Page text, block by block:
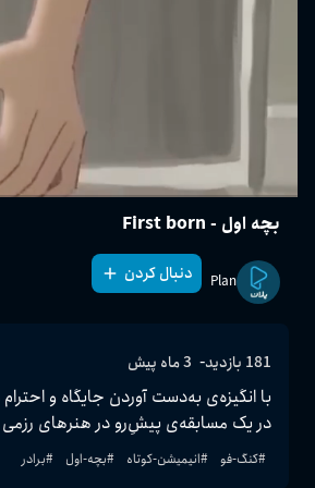
بچه اول - First born
Plan دنبال کردن
181 بازدید- 3 ماه پیش
در یک مسابقه‌ی پیشِ‌رو در هنرهای رزمی نشان دهد.
#کنگ-فو #انیمیشن-کوتاه #بچه-اول #برادر